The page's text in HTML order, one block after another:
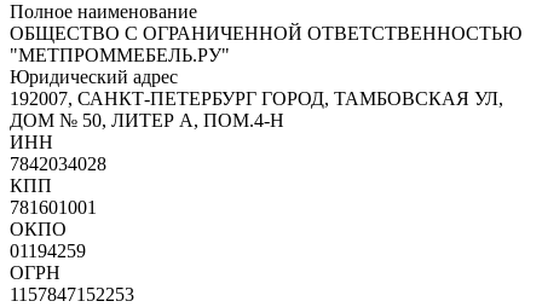
Полное наименование
ОБЩЕСТВО С ОГРАНИЧЕННОЙ ОТВЕТСТВЕННОСТЬЮ
"МЕТПРОММЕБЕЛЬ.РУ"
Юридический адрес
192007, САНКТ-ПЕТЕРБУРГ ГОРОД, ТАМБОВСКАЯ УЛ,
ДОМ № 50, ЛИТЕР А, ПОМ.4-Н
ИНН
7842034028
КПП
781601001
ОКПО
01194259
ОГРН
1157847152253